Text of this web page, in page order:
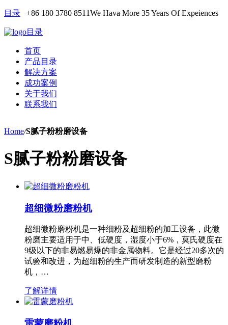
目录 +86 180 3780 8511We Hava More 35 Years Of Expeiences
目录
首页
产品目录
解决方案
成功案例
关于我们
联系我们
Home/S腻子粉粉磨设备
S腻子粉粉磨设备
超细微粉磨粉机
超细微粉磨粉机是一种细粉及超细粉的加工设备，此微
粉磨主要适用于中、低硬度，湿度小于6%，莫氏硬度在
9级以下的非易燃易爆的非金属物料。它是经过20多次的
试验和改进，为超细粉的生产而研发制造的新型磨粉
机，…
了解详情